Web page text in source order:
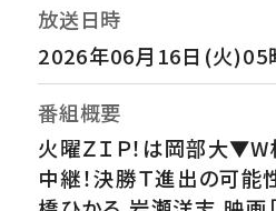
放送日時
2026年06月16日(火)05
番組概要
火曜ＺＩＰ！は岡部大
中継！決勝Ｔ進出の可